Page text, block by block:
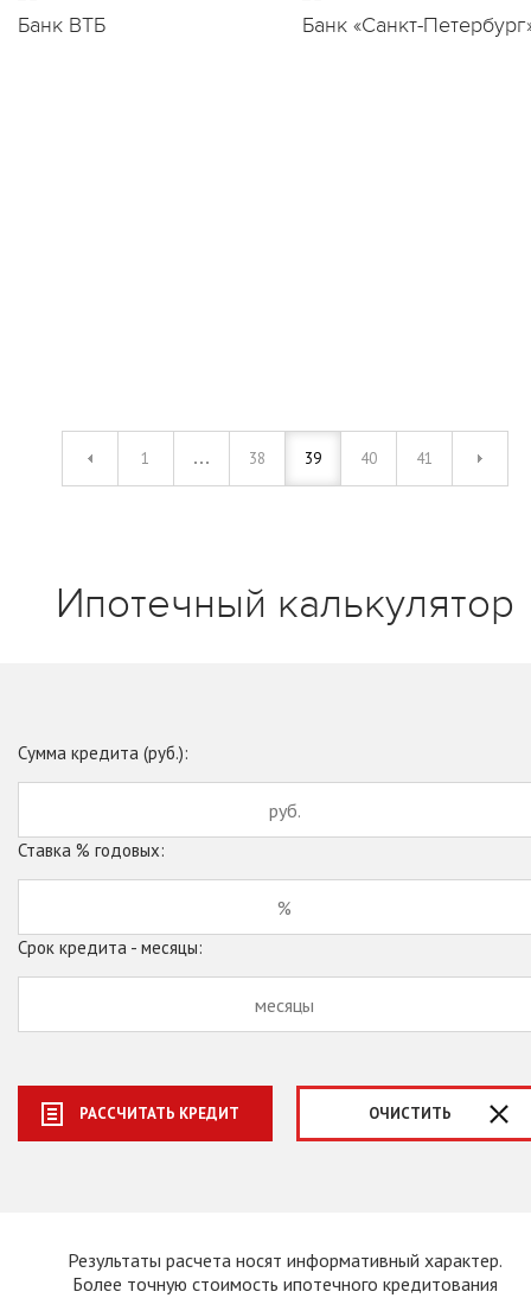
Банк ВТБ Банк «Санкт-
1 38 39 40 41
Ипотечный калькулятор
Сумма кредита (руб.):
Ставка % годовых:
Срок кредита - месяцы:
РАССЧИТАТЬ КРЕДИТ ОЧИСТИТЬ
Результаты расчета носят информативный характер.
Более точную стоимость ипотечного кредитования